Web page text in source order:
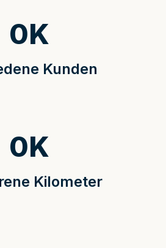
Kunden
0K
Kilometer
0K